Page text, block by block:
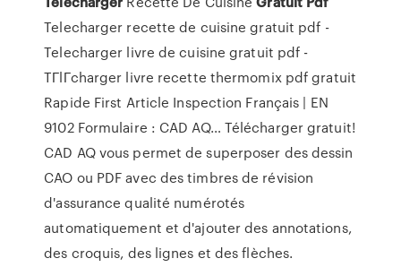
Telecharger recette de cuisine gratuit pdf -
Telecharger livre de cuisine gratuit pdf -
TГlГcharger livre recette thermomix pdf gratuit
Rapide First Article Inspection Français | EN
9102 Formulaire : CAD AQ… Télécharger gratuit!
CAD AQ vous permet de superposer des dessin
CAO ou PDF avec des timbres de révision
d'assurance qualité numérotés
automatiquement et d'ajouter des annotations,
des croquis, des lignes et des flèches.